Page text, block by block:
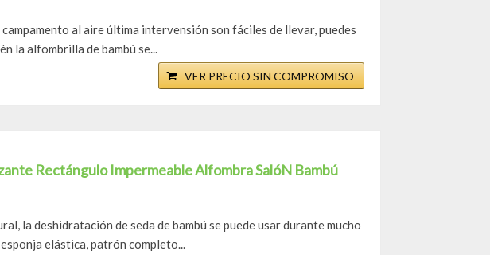
al aire última intervensión son fáciles de llevar, puedes
la alfombrilla de bambú se...
VER PRECIO SIN COMPROMISO
Rectángulo Impermeable Alfombra SalóN Bambú
la deshidratación de seda de bambú se puede usar durante mucho
elástica, patrón completo...